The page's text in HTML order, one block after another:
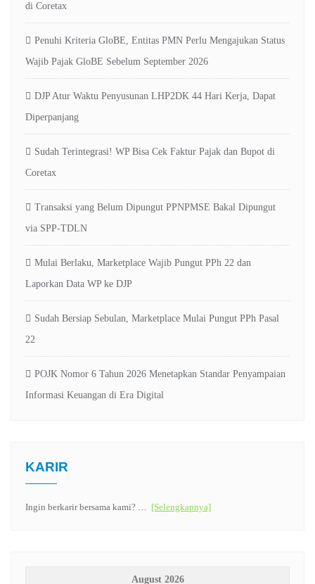
di Coretax
Penuhi Kriteria GloBE, Entitas PMN Perlu Mengajukan Status
Wajib Pajak GloBE Sebelum September 2026
DJP Atur Waktu Penyusunan LHP2DK 44 Hari Kerja, Dapat
Diperpanjang
Sudah Terintegrasi! WP Bisa Cek Faktur Pajak dan Bupot di
Coretax
Transaksi yang Belum Dipungut PPNPMSE Bakal Dipungut
via SPP-TDLN
Mulai Berlaku, Marketplace Wajib Pungut PPh 22 dan
Laporkan Data WP ke DJP
Sudah Bersiap Sebulan, Marketplace Mulai Pungut PPh Pasal
22
POJK Nomor 6 Tahun 2026 Menetapkan Standar Penyampaian
Informasi Keuangan di Era Digital
KARIR
Ingin berkarir bersama kami? … [Selengkapnya]
August 2026